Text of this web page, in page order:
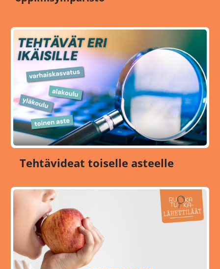
Tehtävideat toiselle asteelle